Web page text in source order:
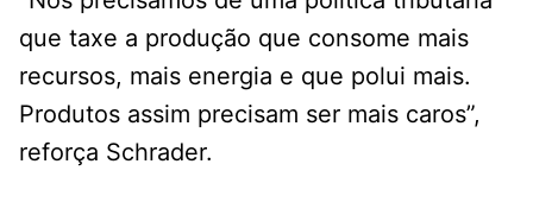
que taxe a produção que consome mais
recursos, mais energia e que polui mais.
Produtos assim precisam ser mais caros”,
reforça Schrader.